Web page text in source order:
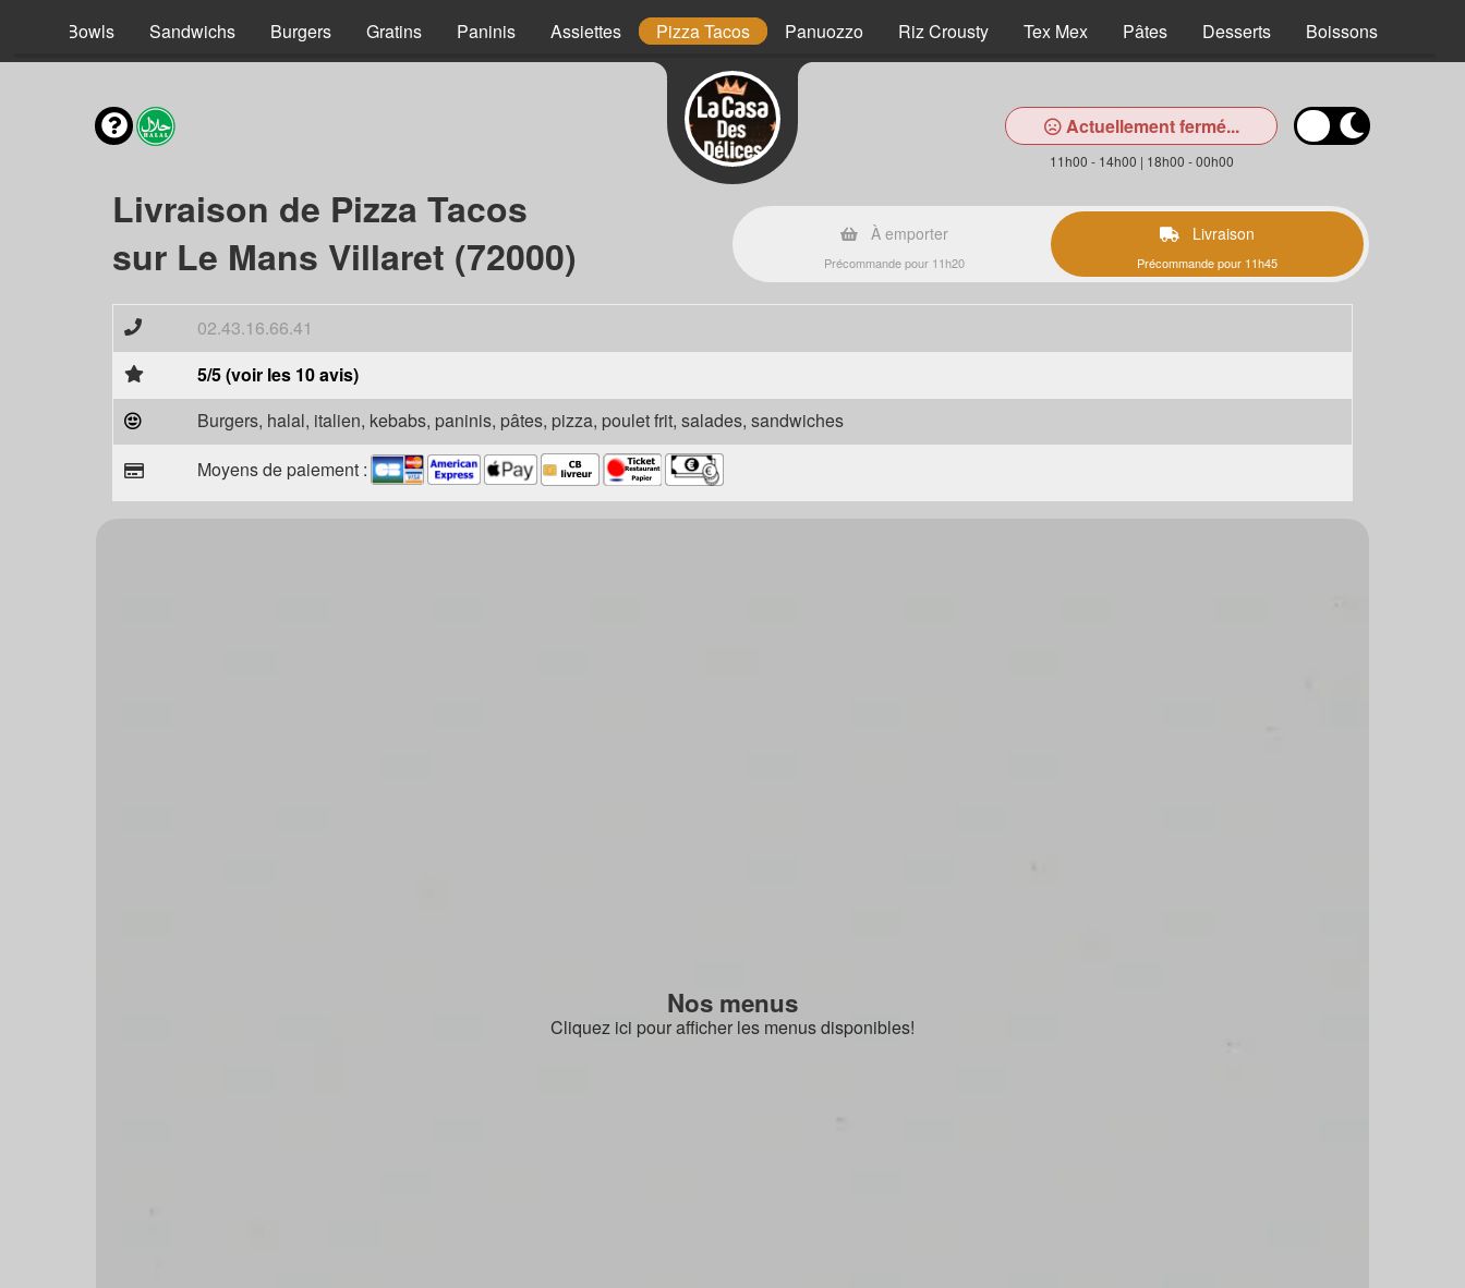
Bowls Sandwichs Burgers Gratins Paninis Assiettes Pizza Tacos Panuozzo Riz Crousty Tex Mex Pâtes Desserts Boissons
Actuellement fermé...
11h00 - 14h00 | 18h00 - 00h00
Livraison de Pizza Tacos
sur Le Mans Villaret (72000)
À emporter
Précommande pour 11h20
Livraison
Précommande pour 11h45
02.43.16.66.41
5/5 (voir les 10 avis)
Burgers, halal, italien, kebabs, paninis, pâtes, pizza, poulet frit, salades, sandwiches
Moyens de paiement :
Nos menus
Cliquez ici pour afficher les menus disponibles!